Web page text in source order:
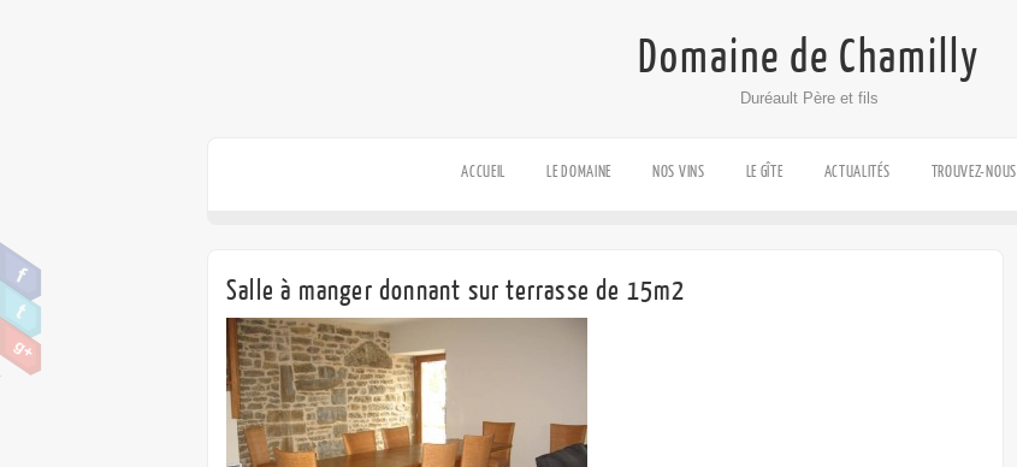
Domaine de Chamilly
Duréault Père et fils
ACCUEIL LE DOMAINE NOS VINS LE GÎTE ACTUALITÉS TROUVEZ-NOUS
Salle à manger donnant sur terrasse de 15m2